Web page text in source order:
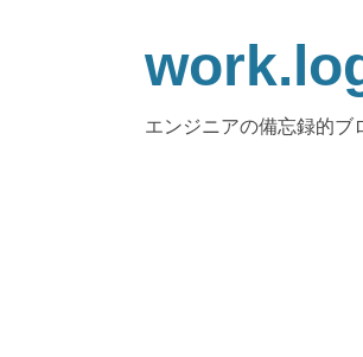
エンジニアの備忘録的ブ